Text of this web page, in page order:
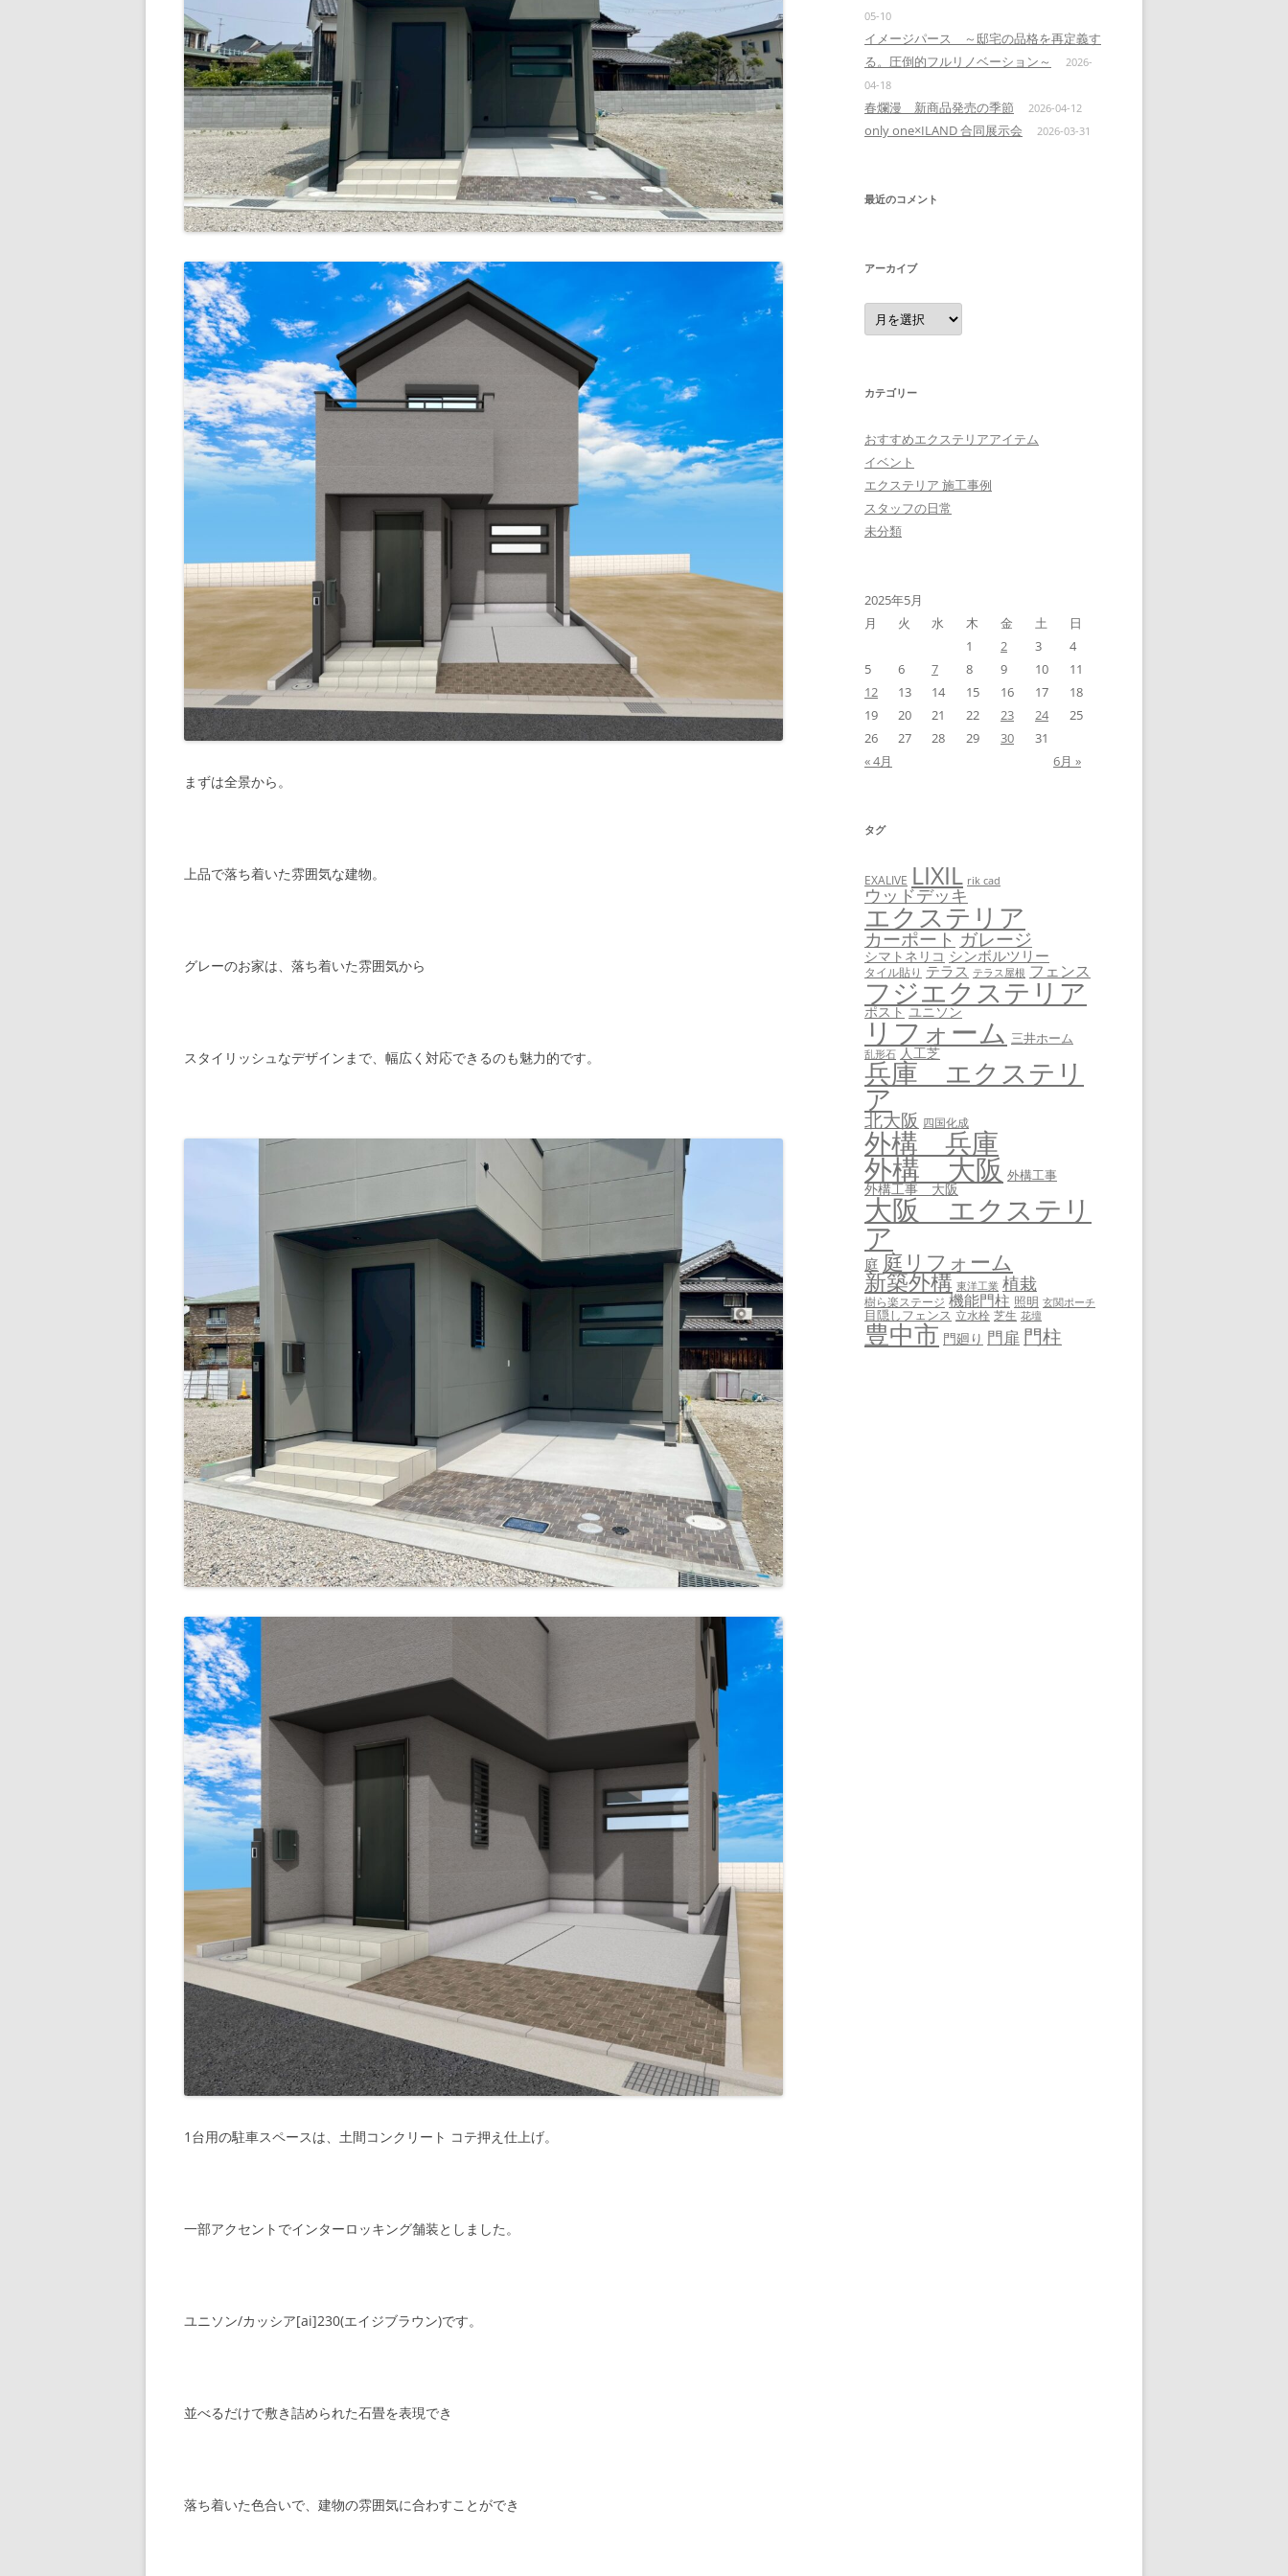
まずは全景から。
上品で落ち着いた雰囲気な建物。
グレーのお家は、落ち着いた雰囲気から
スタイリッシュなデザインまで、幅広く対応できるのも魅力的です。
1台用の駐車スペースは、土間コンクリート コテ押え仕上げ。
一部アクセントでインターロッキング舗装としました。
ユニソン/カッシア[ai]230(エイジブラウン)です。
並べるだけで敷き詰められた石畳を表現でき
落ち着いた色合いで、建物の雰囲気に合わすことができ
05-10
イメージパース ～邸宅の品格を再定義す
る。圧倒的フルリノベーション～
2026-
04-18
春爛漫 新商品発売の季節 2026-04-12
only one×ILAND 合同展示会 2026-03-31
最近のコメント
アーカイブ
ア
ー
カ
カテゴリー
おすすめエクステリアアイテム
イベント
エクステリア 施工事例
スタッフの日常
未分類
2025年5月
月
火 水 木 金 土
日
1
2 3
4
5
6 7 8 9 10
11
12
13 14 15 16 17
18
19
20 21 22 23 24
25
26
27 28 29 30
31
« 4月
6月 »
タグ
EXALIVE LIXIL rik cad
ウッドデッキ
エクステリア
カーポートガレージ
シマトネリコ シンボルツリー
タイル貼り テラス テラス屋根 フェンス
フジエクステリア
ポスト ユニソン
リフォーム 三井ホーム
乱形石 人工芝
兵庫 エクステリ
ア
北大阪 四国化成
外構 兵庫
外構 大阪 外構工事
外構工事 大阪
大阪 エクステリ
ア
庭 庭リフォーム
新築外構 東洋工業 植栽
樹ら楽ステージ 機能門柱 照明 玄関ポーチ
目隠しフェンス 立水栓 芝生 花壇
豊中市 門廻り 門扉 門柱